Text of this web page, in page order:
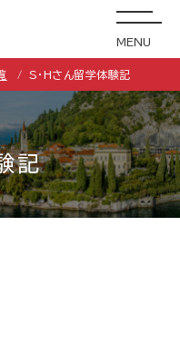
MENU
S・Hさん留学体験記
記